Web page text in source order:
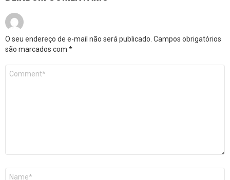
O seu endereço de e-mail não será publicado. Campos obrigatórios
são marcados com *
Comentário
Nome